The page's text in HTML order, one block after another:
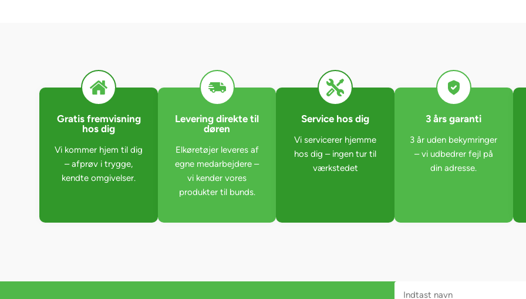
Gratis fremvisning
hos dig
Vi kommer hjem til dig
– afprøv i trygge,
kendte omgivelser.
Levering direkte til
døren
Elkøretøjer leveres af
egne medarbejdere –
vi kender vores
produkter til bunds.
Service hos dig
Vi servicerer hjemme
hos dig – ingen tur til
værkstedet
3 års garanti
3 år uden bekymringer
– vi udbedrer fejl på
din adresse.